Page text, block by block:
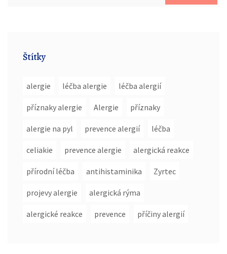
Štítky
alergie léčba alergie léčba alergií
příznaky alergie Alergie příznaky
alergie na pyl prevence alergií léčba
celiakie prevence alergie alergická reakce
přírodní léčba antihistaminika Zyrtec
projevy alergie alergická rýma
alergické reakce prevence příčiny alergií